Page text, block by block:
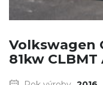
Volkswagen
81kw CLBMT